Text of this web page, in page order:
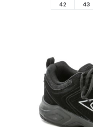
42 43